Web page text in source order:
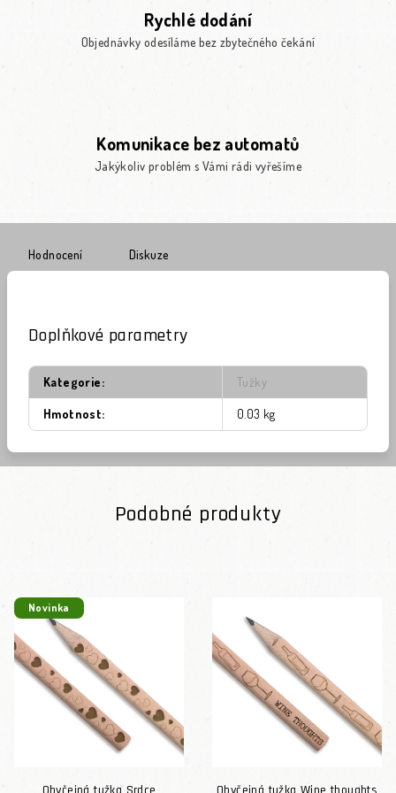
Rychlé dodání
Objednávky odesíláme bez zbytečného čekání
Komunikace bez automatů
Jakýkoliv problém s Vámi rádi vyřešíme
Hodnocení Diskuze
Doplňkové parametry
Kategorie: Tužky
Hmotnost: 0.03 kg
Podobné produkty
Novinka